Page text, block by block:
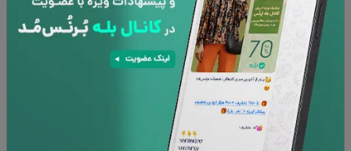
نوع کوسن :
کاور
با بالشتک
افزودن به سبد خرید